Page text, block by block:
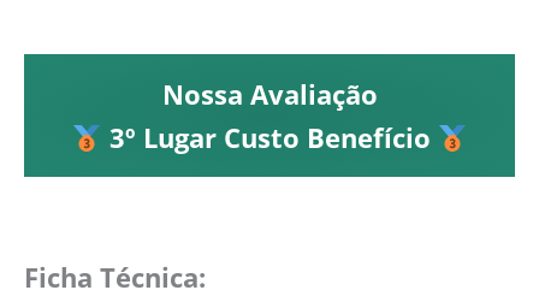
Nossa Avaliação
3º Lugar Custo Benefício
Ficha Técnica: